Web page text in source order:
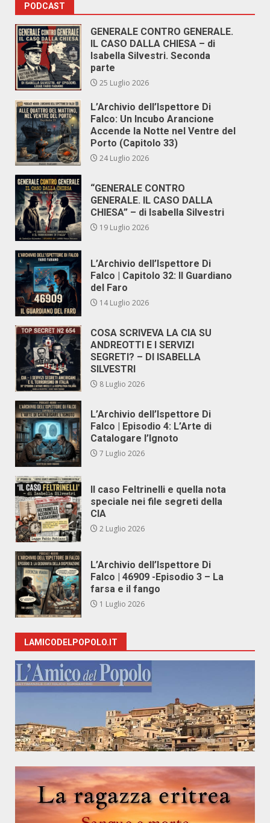
PODCAST
GENERALE CONTRO GENERALE.
IL CASO DALLA CHIESA – di
Isabella Silvestri. Seconda
parte
25 Luglio 2026
L’Archivio dell’Ispettore Di
Falco: Un Incubo Arancione
Accende la Notte nel Ventre del
Porto (Capitolo 33)
24 Luglio 2026
“GENERALE CONTRO
GENERALE. IL CASO DALLA
CHIESA” – di Isabella Silvestri
19 Luglio 2026
L’Archivio dell’Ispettore Di
Falco | Capitolo 32: Il Guardiano
del Faro
14 Luglio 2026
COSA SCRIVEVA LA CIA SU
ANDREOTTI E I SERVIZI
SEGRETI? – DI ISABELLA
SILVESTRI
8 Luglio 2026
L’Archivio dell’Ispettore Di
Falco | Episodio 4: L’Arte di
Catalogare l’Ignoto
7 Luglio 2026
Il caso Feltrinelli e quella nota
speciale nei file segreti della
CIA
2 Luglio 2026
L’Archivio dell’Ispettore Di
Falco | 46909 -Episodio 3 – La
farsa e il fango
1 Luglio 2026
LAMICODELPOPOLO.IT